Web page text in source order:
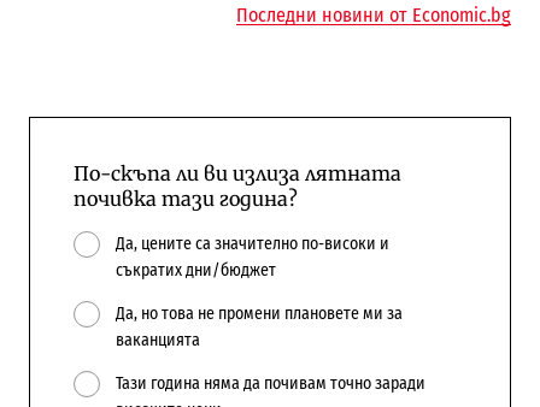
Последни новини от Economic.bg
По-скъпа ли ви излиза лятната
почивка тази година?
Да, цените са значително по-високи и
съкратих дни/бюджет
Да, но това не промени плановете ми за
ваканцията
Тази година няма да почивам точно заради